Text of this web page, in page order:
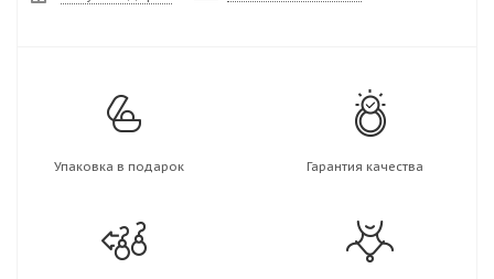
Упаковка в подарок Гарантия качества